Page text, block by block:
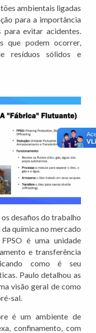
ambientais ligadas
para a importância
evitar acidentes.
que podem ocorrer,
resíduos sólidos e
desafios do trabalho
química no mercado
é uma unidade
e transferência
como é seu
Paulo detalhou as
visão geral de como
sal.
é um ambiente de
confinamento, com